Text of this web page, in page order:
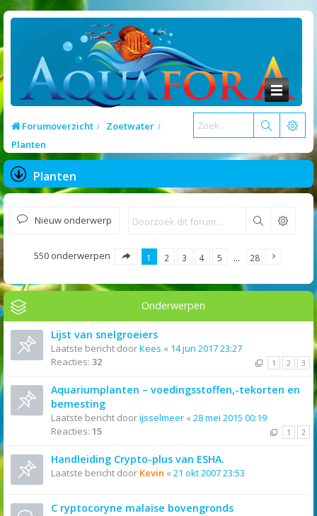
Forumoverzicht
Zoetwater
Planten
Planten
Nieuw onderwerp Zoek
550 onderwerpen 1 2 3 4 5 … 28
Onderwerpen
Lijst van snelgroeiers
Laatste bericht doorKees « 14 jun 2017 23:27
Reacties: 32 1 2 3
Aquariumplanten – voedingsstoffen,-tekorten en
bemesting
Laatste bericht doorijsselmeer « 28 mei 2015 00:19
Reacties: 15 1 2
Handleiding Crypto-plus van ESHA.
Laatste bericht door Kevin « 21 okt 2007 23:53
C ryptocoryne malaise bovengronds